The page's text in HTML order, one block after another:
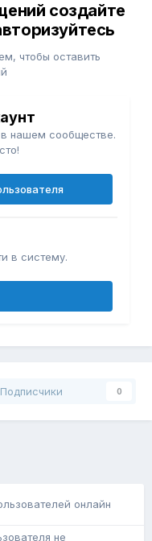
создайте
чтобы оставить
в нашем сообществе.
в систему.
Подписчики 0
онлайн
не